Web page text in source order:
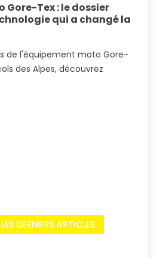
Gore-Tex : le dossier
qui a changé la
de l'équipement moto Gore-
des Alpes, découvrez
DERNIERS ARTICLES